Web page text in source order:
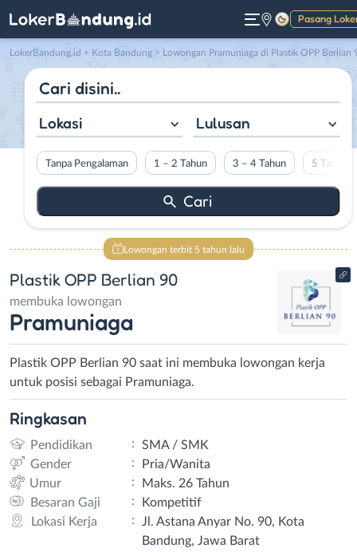
Pasang
Gelap
LokerBandung.id > Kota Bandung > Lowongan Pramuniaga di Plastik OPP Berlian
Lokasi Lulusan
Tanpa Pengalaman 1 – 2 Tahun 3 – 4 Tahun 5 Tahun
Lowongan terbit 5 tahun lalu
Plastik OPP Berlian 90
membuka lowongan
Pramuniaga
Plastik OPP Berlian 90 saat ini membuka lowongan kerja
untuk posisi sebagai Pramuniaga.
Ringkasan
Pendidikan :
SMA / SMK
Gender
:
Pria/Wanita
Umur
:
Maks. 26 Tahun
Besaran Gaji
:
Kompetitif
Lokasi Kerja
:
Jl. Astana Anyar No. 90, Kota
Bandung, Jawa Barat